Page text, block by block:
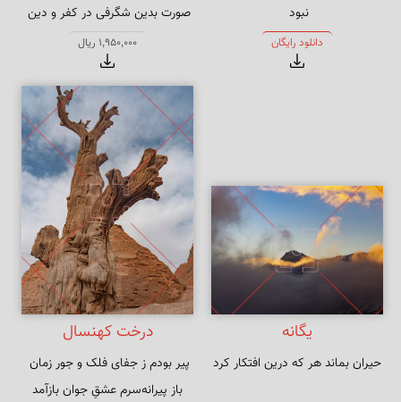
چون بدیدم ره بیرون شدن از دامم
نیست
دانلود رایگان
صورت بدین شگرفی در کفر و دین
نباشد
1,950,000 ریال
یگانه
حیران بماند هر که درین افتکار کرد
درخت کهنسال
باز پیرانه‌سرم عشقِ جوان بازآمد